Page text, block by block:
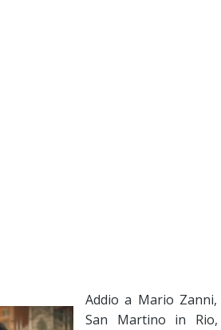
Addio a Mario
San Martino in